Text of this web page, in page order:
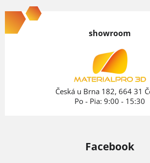
á
p
showroom
Česká u Brna 182, 664 31
Po - Pia: 9:00 - 15:30
Facebook